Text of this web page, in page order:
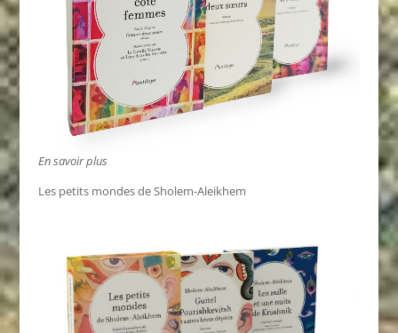
En savoir plus
Les petits mondes de Sholem-Aleikhem